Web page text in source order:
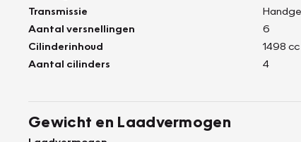
Transmissie
Aantal versnellingen
6
Cilinderinhoud
1498 cc
Aantal cilinders
4
Gewicht en Laadvermogen